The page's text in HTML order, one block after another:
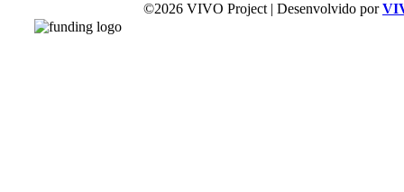
©2026 VIVO Project | Desenvolvido por